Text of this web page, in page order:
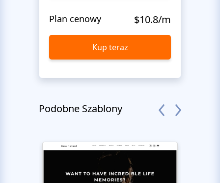
Plan cenowy $10.8/m
Kup teraz
Podobne Szablony